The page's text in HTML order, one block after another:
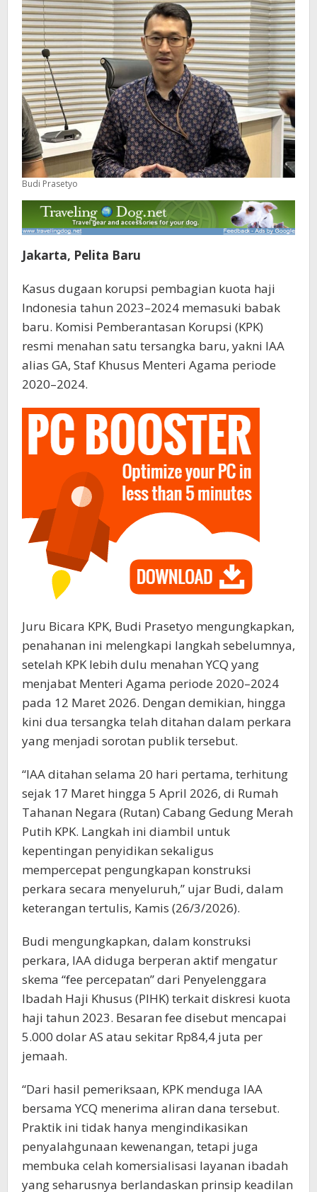
Budi Prasetyo
Jakarta, Pelita Baru
Kasus dugaan korupsi pembagian kuota haji
Indonesia tahun 2023–2024 memasuki babak
baru. Komisi Pemberantasan Korupsi (KPK)
resmi menahan satu tersangka baru, yakni IAA
alias GA, Staf Khusus Menteri Agama periode
2020–2024.
Juru Bicara KPK, Budi Prasetyo mengungkapkan,
penahanan ini melengkapi langkah sebelumnya,
setelah KPK lebih dulu menahan YCQ yang
menjabat Menteri Agama periode 2020–2024
pada 12 Maret 2026. Dengan demikian, hingga
kini dua tersangka telah ditahan dalam perkara
yang menjadi sorotan publik tersebut.
“IAA ditahan selama 20 hari pertama, terhitung
sejak 17 Maret hingga 5 April 2026, di Rumah
Tahanan Negara (Rutan) Cabang Gedung Merah
Putih KPK. Langkah ini diambil untuk
kepentingan penyidikan sekaligus
mempercepat pengungkapan konstruksi
perkara secara menyeluruh,” ujar Budi, dalam
keterangan tertulis, Kamis (26/3/2026).
Budi mengungkapkan, dalam konstruksi
perkara, IAA diduga berperan aktif mengatur
skema “fee percepatan” dari Penyelenggara
Ibadah Haji Khusus (PIHK) terkait diskresi kuota
haji tahun 2023. Besaran fee disebut mencapai
5.000 dolar AS atau sekitar Rp84,4 juta per
jemaah.
“Dari hasil pemeriksaan, KPK menduga IAA
bersama YCQ menerima aliran dana tersebut.
Praktik ini tidak hanya mengindikasikan
penyalahgunaan kewenangan, tetapi juga
membuka celah komersialisasi layanan ibadah
yang seharusnya berlandaskan prinsip keadilan